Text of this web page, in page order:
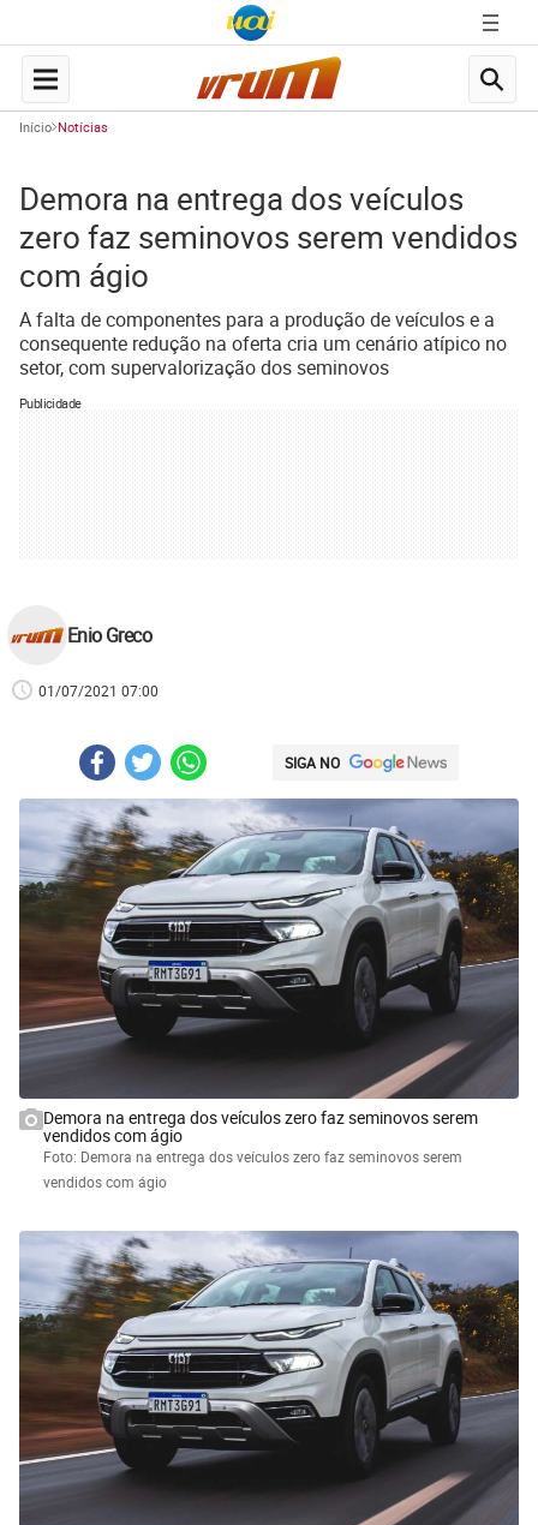
Início Notícias
Demora na entrega dos veículos
zero faz seminovos serem vendidos
com ágio
A falta de componentes para a produção de veículos e a
consequente redução na oferta cria um cenário atípico no
setor, com supervalorização dos seminovos
Publicidade
Enio Greco
01/07/2021 07:00
SIGA NO
Demora na entrega dos veículos zero faz seminovos serem
vendidos com ágio
Foto: Demora na entrega dos veículos zero faz seminovos serem
vendidos com ágio